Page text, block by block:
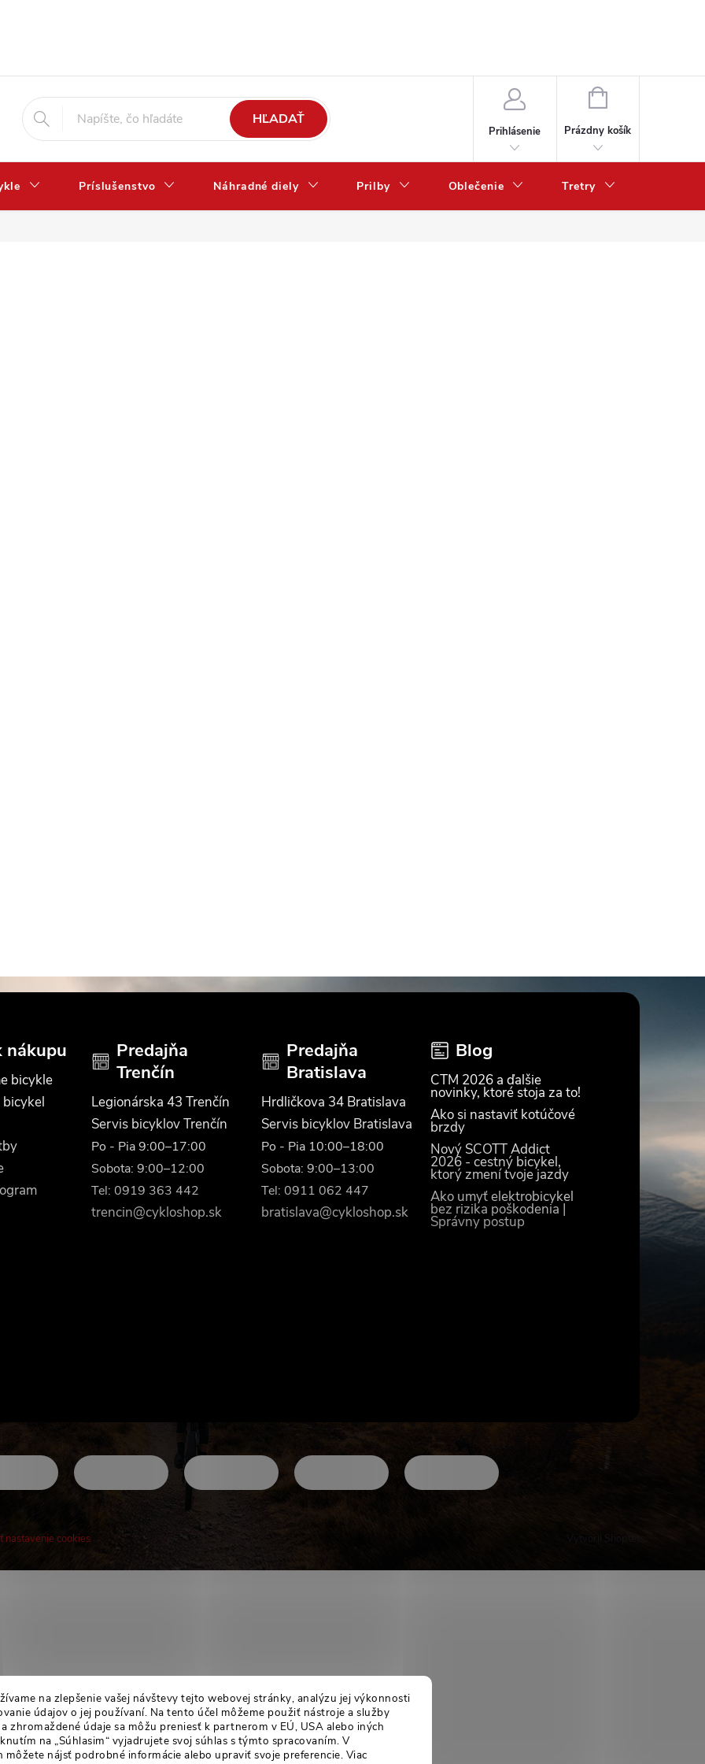
na zlepšenie vašej návštevy tejto webovej stránky, analýzu jej výkonnosti
údajov o jej používaní. Na tento účel môžeme použiť nástroje a služby
zhromaždené údaje sa môžu preniesť k partnerom v EÚ, USA alebo iných
na „Súhlasim“ vyjadrujete svoj súhlas s týmto spracovaním. V
môžete nájsť podrobné informácie alebo upraviť svoje preferencie. Viac
HĽADAŤ
Prihlásenie
NÁKUPNÝ
Prázdny košík
Príslušenstvo Náhradné diely Prilby Oblečenie Tretry
nákupu
bicykle
Predajňa
Trenčín
Legionárska 43 Trenčín
Servis bicyklov Trenčín
Po - Pia 9:00–17:00
Sobota: 9:00–12:00
Tel: 0919 363 442
trencin@cykloshop.sk
Predajňa
Bratislava
Hrdličkova 34 Bratislava
Servis bicyklov Bratislava
Po - Pia 10:00–18:00
Sobota: 9:00–13:00
Tel: 0911 062 447
bratislava@cykloshop.sk
Blog
CTM 2026 a ďalšie
novinky, ktoré stoja za to!
Ako si nastaviť kotúčové
brzdy
Nový SCOTT Addict
2026 - cestný bicykel,
ktorý zmení tvoje jazdy
Ako umyť elektrobicykel
bez rizika poškodenia |
Správny postup
nastavenie cookies